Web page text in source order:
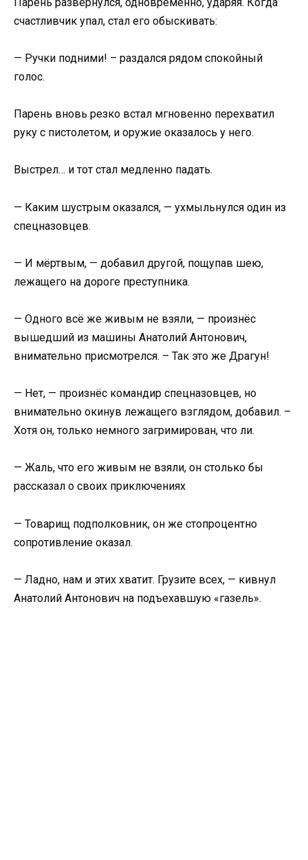
счастливчик упал, стал его обыскивать:
— Ручки подними! – раздался рядом спокойный
голос.
Парень вновь резко встал мгновенно перехватил
руку с пистолетом, и оружие оказалось у него.
Выстрел… и тот стал медленно падать.
— Каким шустрым оказался, — ухмыльнулся один из
спецназовцев.
— И мёртвым, — добавил другой, пощупав шею,
лежащего на дороге преступника.
— Одного всё же живым не взяли, — произнёс
вышедший из машины Анатолий Антонович,
внимательно присмотрелся. – Так это же Драгун!
— Нет, — произнёс командир спецназовцев, но
внимательно окинув лежащего взглядом, добавил. –
Хотя он, только немного загримирован, что ли.
— Жаль, что его живым не взяли, он столько бы
рассказал о своих приключениях
— Товарищ подполковник, он же стопроцентно
сопротивление оказал.
— Ладно, нам и этих хватит. Грузите всех, — кивнул
Анатолий Антонович на подъехавшую «газель».